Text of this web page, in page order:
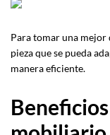
Para tomar una mejor
pieza que se pueda
manera eficiente.